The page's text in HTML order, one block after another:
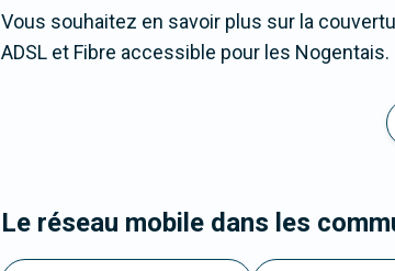
Vous souhaitez en savoir plus sur la
ADSL et Fibre accessible pour les Nogentais.
Le réseau mobile dans les